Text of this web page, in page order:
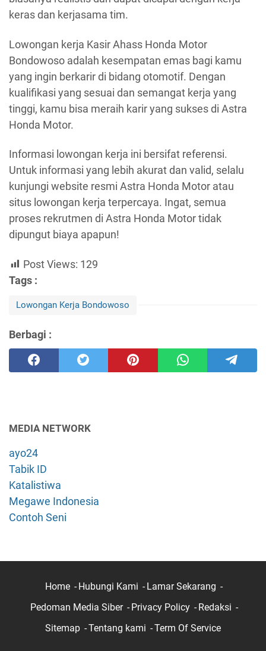
keras dan kerjasama tim.
Lowongan kerja Kasir Ahass Honda Motor
Bondowoso adalah kesempatan emas bagi kamu
yang ingin berkarir di bidang otomotif. Dengan
kualifikasi yang sesuai dan semangat kerja yang
tinggi, kamu bisa meraih karir yang sukses di Astra
Honda Motor.
Informasi lowongan kerja ini bersifat referensi.
Untuk informasi yang lebih akurat dan valid, selalu
kunjungi website resmi Astra Honda Motor atau
situs lowongan kerja terpercaya. Ingat, semua
proses rekrutmen di Astra Honda Motor tidak
dipungut biaya apapun!
Post Views: 129
Tags :
Lowongan Kerja Bondowoso
Berbagi :
MEDIA NETWORK
ayo24
Tabik ID
Katalistiwa
Megawe Indonesia
Contoh Seni
Home Hubungi Kami
Lamar Sekarang
Pedoman Media Siber
Privacy Policy
Redaksi
Sitemap
Tentang kami Term Of Service